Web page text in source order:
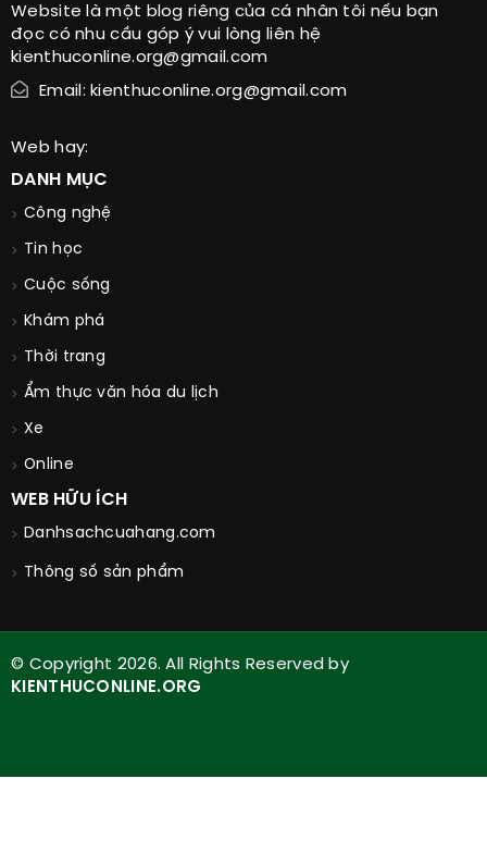
Website là một blog riêng của cá nhân tôi nếu bạn
đọc có nhu cầu góp ý vui lòng liên hệ
kienthuconline.org@gmail.com
Email: kienthuconline.org@gmail.com
Web hay:
DANH MỤC
Công nghệ
Tin học
Cuộc sống
Khám phá
Thời trang
Ẩm thực văn hóa du lịch
Xe
Online
WEB HỮU ÍCH
Danhsachcuahang.com
Thông số sản phẩm
© Copyright 2026. All Rights Reserved by
KIENTHUCONLINE.ORG